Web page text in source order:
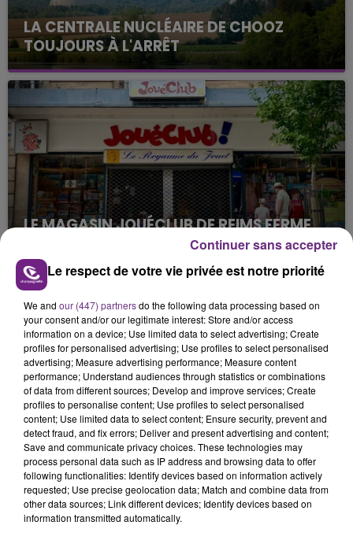
LA CENTRALE NUCLÉAIRE DE CHOOZ
TOUJOURS À L'ARRÊT
Cela fait déjà une semaine que la centrale
nucléaire ardennaise est à l'arrêt. Une situation
justifiée par la sécheresse intense qui est toujours
présente.
LE MAGASIN JOUÉCLUB DE REIMS FERME
C'était l'une des institutions du centre-ville
rémois. Le magasin JouéClub est contraint de
fermer ses portes.
TITRES DIFFUSÉS
16h28
16h28
CHRISTOPHE WILLEM
16h25
16h25
Le respect de votre vie privée est notre priorité
We and our (447) partnersdo the following data processing based on
your consent and/or our legitimate interest: Store and/or access
information on a device; Use limited data to select advertising; Create
profiles for personalised advertising; Use profiles to select personalised
advertising; Measure advertising performance; Measure content
performance; Understand audiences through statistics or combinations
of data from different sources; Develop and improve services; Create
profiles to personalise content; Use profiles to select personalised
content; Use limited data to select content; Ensure security, prevent and
detect fraud, and fix errors; Deliver and present advertising and content;
Save and communicate privacy choices. These technologies may
process personal data such as IP address and browsing data to offer
following functionalities: Identify devices based on information actively
requested; Use precise geolocation data; Match and combine data from
other data sources; Link different devices; Identify devices based on
information transmitted automatically.
Continuer sans accepter